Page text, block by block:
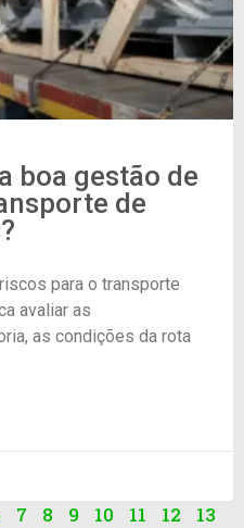
boa gestão de
de
para o transporte
avaliar as
as condições da rota
7 8 9 10 11 12
13